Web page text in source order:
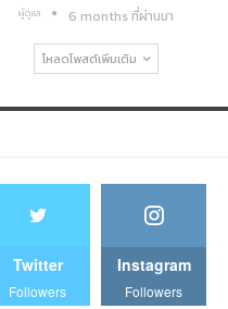
ผู้ดูแล 6 months ที่ผ่านมา
โหลดโพสต์เพิ่มเติม
Twitter
Followers
Instagram
Followers